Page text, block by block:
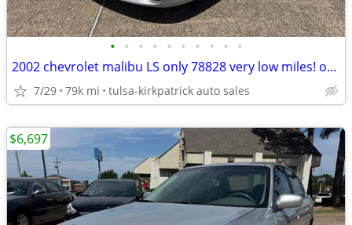
• • • • • • • • • •
2002 chevrolet malibu LS only 78828 very low miles! only $6697 cash
7/29 79k mi tulsa-kirkpatrick auto sales
$6,697